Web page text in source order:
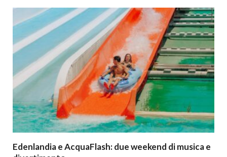
Edenlandia e AcquaFlash: due weekend di musica e